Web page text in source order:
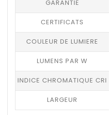
GARANTIE
CERTIFICATS
COULEUR DE LUMIERE
LUMENS PAR W
INDICE CHROMATIQUE CRI
LARGEUR